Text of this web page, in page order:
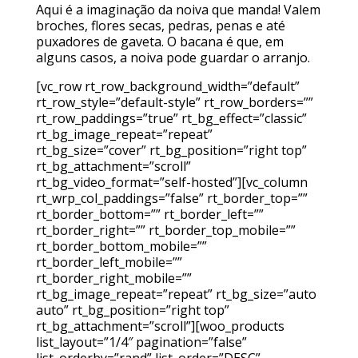
Aqui é a imaginação da noiva que manda! Valem
broches, flores secas, pedras, penas e até
puxadores de gaveta. O bacana é que, em
alguns casos, a noiva pode guardar o arranjo.
[vc_row rt_row_background_width=”default”
rt_row_style=”default-style” rt_row_borders=””
rt_row_paddings=”true” rt_bg_effect=”classic”
rt_bg_image_repeat=”repeat”
rt_bg_size=”cover” rt_bg_position=”right top”
rt_bg_attachment=”scroll”
rt_bg_video_format=”self-hosted”][vc_column
rt_wrp_col_paddings=”false” rt_border_top=””
rt_border_bottom=”” rt_border_left=””
rt_border_right=”” rt_border_top_mobile=””
rt_border_bottom_mobile=””
rt_border_left_mobile=””
rt_border_right_mobile=””
rt_bg_image_repeat=”repeat” rt_bg_size=”auto
auto” rt_bg_position=”right top”
rt_bg_attachment=”scroll”][woo_products
list_layout=”1/4″ pagination=”false”